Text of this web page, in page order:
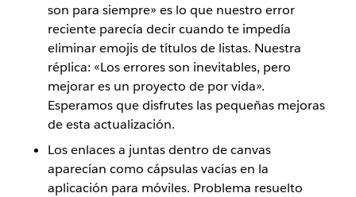
son para siempre» es lo que nuestro error
reciente parecía decir cuando te impedía
eliminar emojis de títulos de listas. Nuestra
réplica: «Los errores son inevitables, pero
mejorar es un proyecto de por vida».
Esperamos que disfrutes las pequeñas mejoras
de esta actualización.
Los enlaces a juntas dentro de canvas
aparecían como cápsulas vacías en la
aplicación para móviles. Problema resuelto